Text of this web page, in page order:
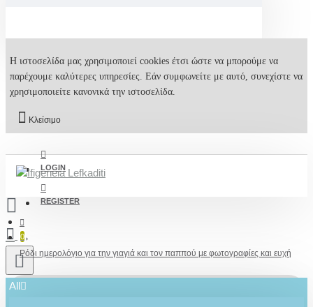
Η ιστοσελίδα μας χρησιμοποιεί cookies έτσι ώστε να μπορούμε να
παρέχουμε καλύτερες υπηρεσίες. Εάν συμφωνείτε με αυτό, συνεχίστε να
χρησιμοποιείτε κανονικά την ιστοσελίδα.
Κλείσιμο
LOGIN
REGISTER
0
All
Ρόδι ημερολόγιο για την γιαγιά και τον παππού με φωτογραφίες και ευχή